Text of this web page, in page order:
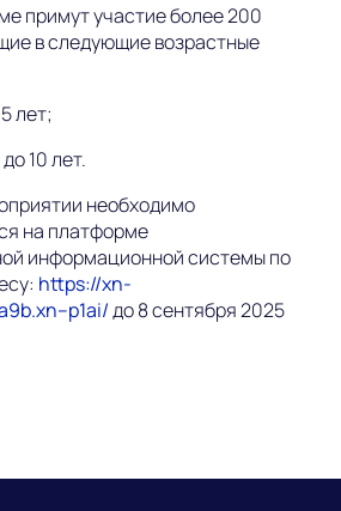
примут участие более 200
в следующие возрастные
лет;
10 лет.
необходимо
на платформе
информационной системы по
https://xn-
p1ai/до 8 сентября 2025